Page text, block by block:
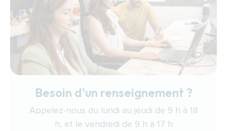
Besoin d'un renseignement ?
Appelez-nous du lundi au jeudi de 9 h à 18
h, et le vendredi de 9 h à 17 h